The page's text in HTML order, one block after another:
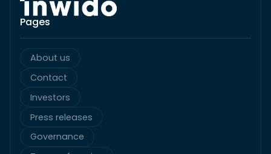
Pages
About us
Contact
Investors
Press releases
Governance